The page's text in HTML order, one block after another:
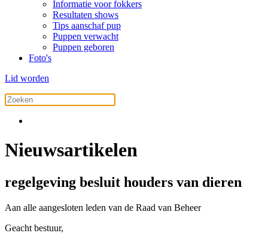
Informatie voor fokkers
Resultaten shows
Tips aanschaf pup
Puppen verwacht
Puppen geboren
Foto's
Lid worden
Nieuwsartikelen
regelgeving besluit houders van dieren
Aan alle aangesloten leden van de Raad van Beheer
Geacht bestuur,